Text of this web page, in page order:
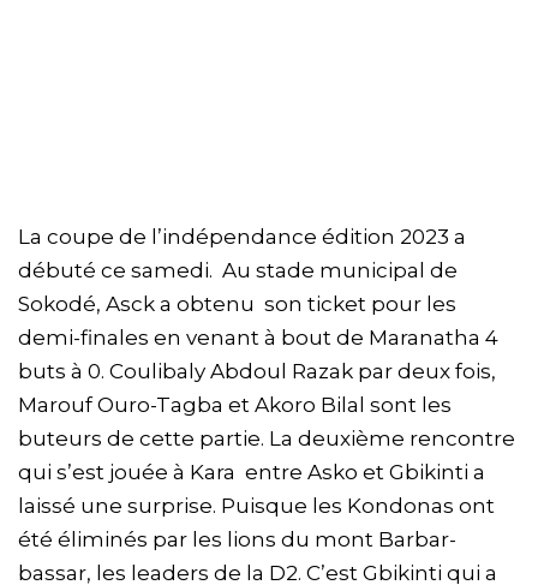
La coupe de l’indépendance édition 2023 a
débuté ce samedi. Au stade municipal de
Sokodé, Asck a obtenu son ticket pour les
demi-finales en venant à bout de Maranatha 4
buts à 0. Coulibaly Abdoul Razak par deux fois,
Marouf Ouro-Tagba et Akoro Bilal sont les
buteurs de cette partie. La deuxième rencontre
qui s’est jouée à Kara entre Asko et Gbikinti a
laissé une surprise. Puisque les Kondonas ont
été éliminés par les lions du mont Barbar-
bassar, les leaders de la D2. C’est Gbikinti qui a